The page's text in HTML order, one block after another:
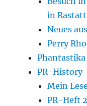
in Rastatt
Neues
Perry
Phantastika
PR-History
Mein
PR-Heft